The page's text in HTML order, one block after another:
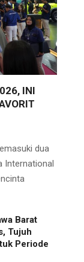
INI
dua
International
Barat
Tujuh
Periode